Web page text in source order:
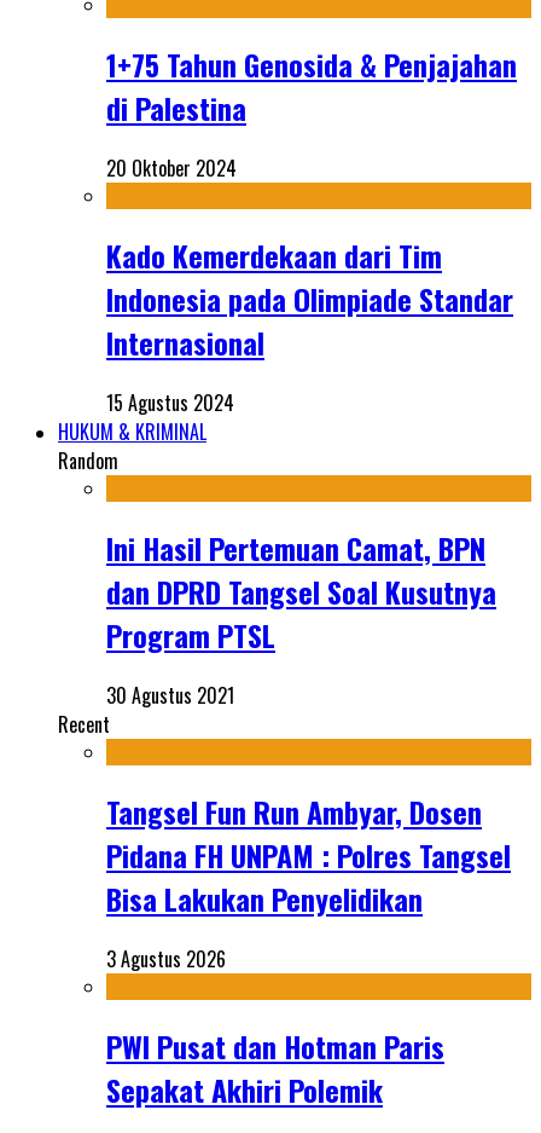
1+75 Tahun Genosida & Penjajahan
di Palestina
20 Oktober 2024
Kado Kemerdekaan dari Tim
Indonesia pada Olimpiade Standar
Internasional
15 Agustus 2024
HUKUM & KRIMINAL
Random
Ini Hasil Pertemuan Camat, BPN
dan DPRD Tangsel Soal Kusutnya
Program PTSL
30 Agustus 2021
Recent
Tangsel Fun Run Ambyar, Dosen
Pidana FH UNPAM : Polres Tangsel
Bisa Lakukan Penyelidikan
3 Agustus 2026
PWI Pusat dan Hotman Paris
Sepakat Akhiri Polemik